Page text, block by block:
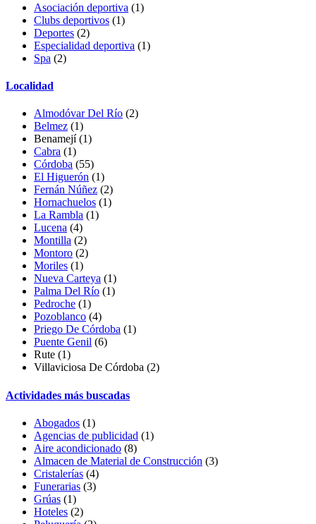
Asociación deportiva (1)
Clubs deportivos (1)
Deportes (2)
Especialidad deportiva (1)
Spa (2)
Localidad
Almodóvar Del Río (2)
Belmez (1)
Benamejí(1)
Cabra (1)
Córdoba (55)
El Higuerón (1)
Fernán Núñez (2)
Hornachuelos (1)
La Rambla (1)
Lucena (4)
Montilla (2)
Montoro (2)
Moriles (1)
Nueva Carteya (1)
Palma Del Río (1)
Pedroche (1)
Pozoblanco (4)
Priego De Córdoba (1)
Puente Genil (6)
Rute (1)
Villaviciosa De Córdoba (2)
Actividades más buscadas
Abogados (1)
Agencias de publicidad (1)
Aire acondicionado (8)
Almacen de Material de Construcción (3)
Cristalerías (4)
Funerarias (3)
Grúas (1)
Hoteles (2)